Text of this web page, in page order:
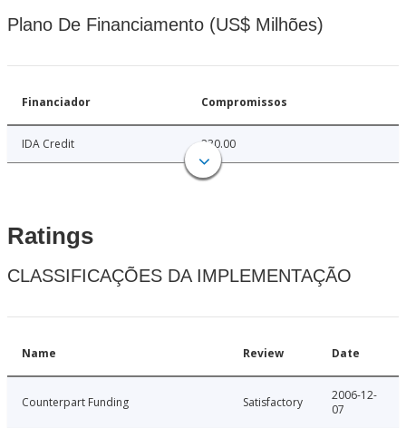
Plano De Financiamento (US$ Milhões)
Financiador Compromissos
IDA Credit 230.00
Ratings
CLASSIFICAÇÕES DA IMPLEMENTAÇÃO
Name Review Date
Counterpart Funding Satisfactory
2006-12-
07